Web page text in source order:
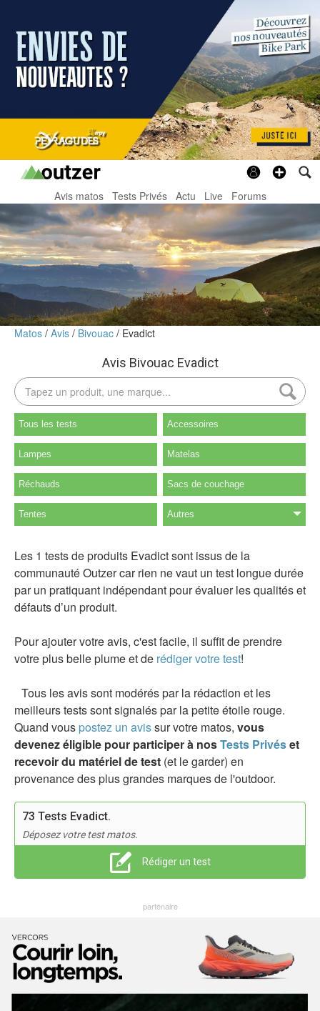
Avis matos Tests Privés Actu Live Forums
Matos Avis Bivouac Evadict
Avis Bivouac Evadict
Tous les tests Accessoires
Lampes Matelas
Réchauds Sacs de couchage
Tentes Autres
Les 1 tests de produits Evadict sont issus de la
communauté Outzer car rien ne vaut un test longue durée
par un pratiquant indépendant pour évaluer les qualités et
défauts d’un produit.
Pour ajouter votre avis, c'est facile, il suffit de prendre
votre plus belle plume et de rédiger votre test!
Tous les avis sont modérés par la rédaction et les
meilleurs tests sont signalés par la petite étoile rouge.
Quand vous postez un avissur votre matos, vous
devenez éligible pour participer à nosTests Privéset
recevoir du matériel de test (et le garder) en
provenance des plus grandes marques de l'outdoor.
73 Tests Evadict.
Déposez votre test matos.
Rédiger un test